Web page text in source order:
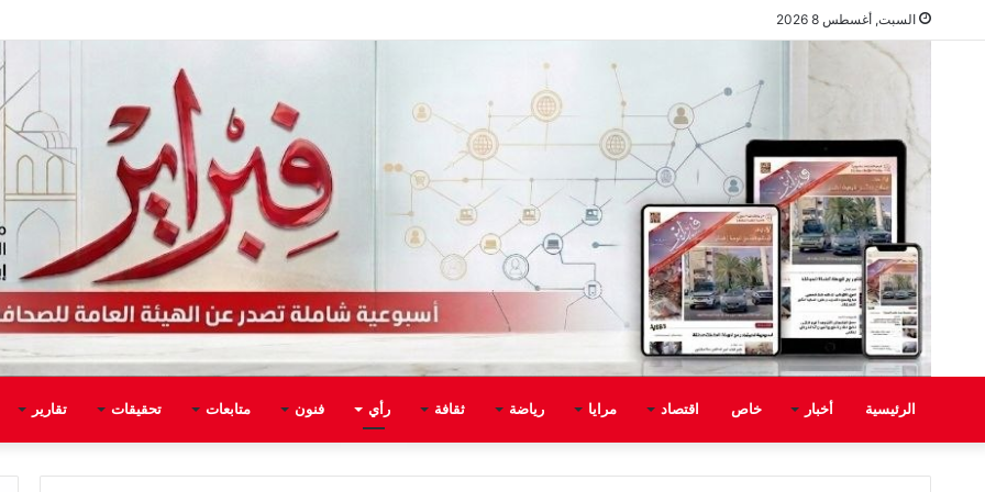
السبت, أغسطس 8 2026
الرئيسية أخبار خاص اقتصاد مرايا رياضة ثقافة رأي فنون متابعات تحقيقات تقارير